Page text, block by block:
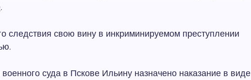
.
следствия свою вину в инкриминируемом преступлении
суда в Пскове Ильину назначено наказание в виде